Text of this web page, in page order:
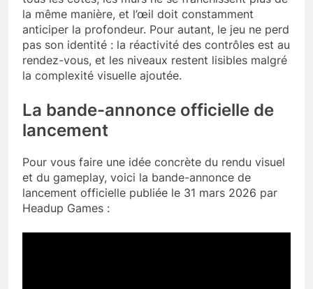
la même manière, et l’œil doit constamment
anticiper la profondeur. Pour autant, le jeu ne perd
pas son identité : la réactivité des contrôles est au
rendez-vous, et les niveaux restent lisibles malgré
la complexité visuelle ajoutée.
La bande-annonce officielle de
lancement
Pour vous faire une idée concrète du rendu visuel
et du gameplay, voici la bande-annonce de
lancement officielle publiée le 31 mars 2026 par
Headup Games :